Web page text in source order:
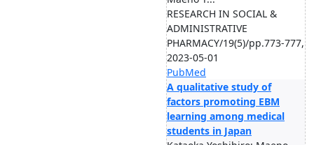
RESEARCH IN SOCIAL &
ADMINISTRATIVE
PHARMACY/19(5)/pp.773-777,
2023-05-01
PubMed
A qualitative study of
factors promoting EBM
learning among medical
students in Japan